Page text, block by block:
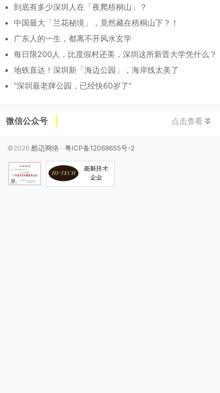
到底有多少深圳人在「夜爬梧桐山」？
中国最大「兰花秘境」，竟然藏在梧桐山下？！
广东人的一生，都离不开风水玄学
每日限200人，比度假村还美，深圳这所新晋大学凭什么？
地铁直达！深圳新「海边公园」，海岸线太美了
“深圳最老牌公园，已经快60岁了”
微信公众号 点击查看
©2026 酷迈网络 · 粤ICP备12068655号-2